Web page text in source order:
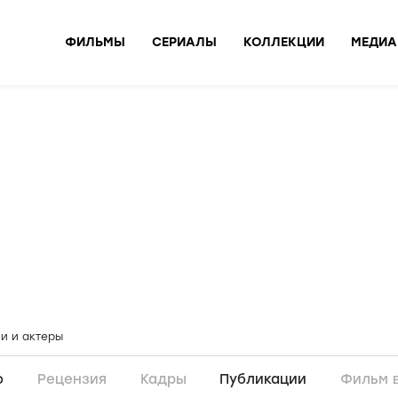
ФИЛЬМЫ СЕРИАЛЫ КОЛЛЕКЦИИ МЕДИА
и актеры
Рецензия Кадры Публикации Фильм